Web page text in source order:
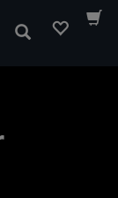
Suchen